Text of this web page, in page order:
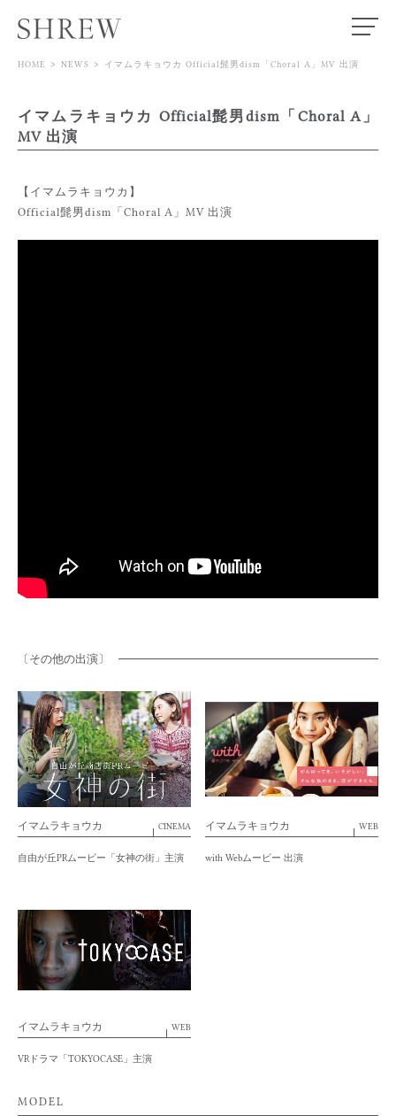
HOME > NEWS > イマムラキョウカ Official髭男dism「Choral A」MV 出演
イマムラキョウカ Official髭男dism「Choral A」
MV 出演
【イマムラキョウカ】
Official髭男dism「Choral A」MV 出演
〔その他の出演〕
イマムラキョウカ CINEMA
自由が丘PRムービー「女神の街」主演
イマムラキョウカ WEB
with Webムービー 出演
イマムラキョウカ WEB
VRドラマ「TOKYOCASE」主演
MODEL
MODEL
SPECIALIST